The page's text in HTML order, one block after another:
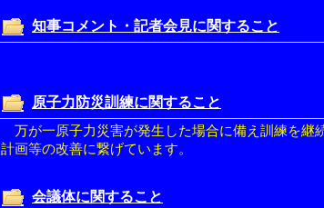
知事コメント・記者会見に関すること
原子力防災訓練に関すること
万が一原子力災害が発生した場合に備え訓練を継
計画等の改善に繋げています。
会議体に関すること